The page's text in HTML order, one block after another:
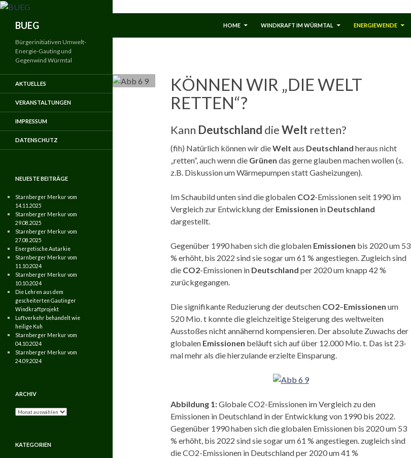
Zum
springen
BUEG HOME WINDKRAFT IM WÜRMTAL ENERGIEWENDE
KÖNNEN WIR „DIE WELT
RETTEN“?
Kann Deutschland dieWelt retten?
(fih) Natürlich können wir dieWelt aus Deutschland heraus nicht
„retten“, auch wenn die Grünen das gerne glauben machen wollen (s.
z.B. Diskussion um Wärmepumpen statt Gasheizungen).
Im Schaubild unten sind die globalen CO2-Emissionen seit 1990 im
Vergleich zur Entwicklung der Emissionen in Deutschland
dargestellt.
Gegenüber 1990 haben sich die globalen Emissionen bis 2020 um 53
% erhöht, bis 2022 sind sie sogar um 61 % angestiegen. Zugleich sind
die CO2-Emissionen in Deutschland per 2020 um knapp 42 %
zurückgegangen.
Die signifikante Reduzierung der deutschen CO2–Emissionen um
520 Mio. t konnte die gleichzeitige Steigerung des weltweiten
Ausstoßes nicht annähernd kompensieren. Der absolute Zuwachs der
globalen Emissionen beläuft sich auf über 12.000 Mio. t. Das ist 23-
mal mehr als die hierzulande erzielte Einsparung.
Abbildung 1:Globale CO2-Emissionen im Vergleich zu den
Emissionen in Deutschland in der Entwicklung von 1990 bis 2022.
Gegenüber 1990 haben sich die globalen Emissionen bis 2020 um 53
% erhöht, bis 2022 sind sie sogar um 61 % angestiegen. zugleich sind
die CO2-Emissionen in Deutschland per 2020 um 41 %
Bürgerinitiativen Umwelt-
Energie-Gauting und
Gegenwind Würmtal
AKTUELLES
VERANSTALTUNGEN
IMPRESSUM
DATENSCHUTZ
NEUESTE BEITRÄGE
Starnberger Merkur vom
14.11.2025
Starnberger Merkur vom
29.08.2025
Starnberger Merkur vom
27.08.2025
Energetische Autarkie
Starnberger Merkur vom
11.10.2024
Starnberger Merkur vom
10.10.2024
Die Lehren aus dem
gescheiterten Gautinger
Windkraftprojekt
Luftverkehr behandelt wie
heilige Kuh
Starnberger Merkur vom
04.10.2024
Starnberger Merkur vom
24.09.2024
ARCHIV
Archiv
KATEGORIEN